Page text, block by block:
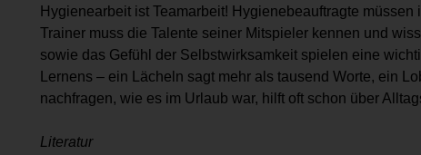
Hygienearbeit ist Teamarbeit! Hygienebeauftragte
Trainer muss die Talente seiner Mitspieler kennen und
sowie das Gefühl der Selbstwirksamkeit spielen eine
Lernens – ein Lächeln sagt mehr als tausend Worte, ein
nachfragen, wie es im Urlaub war, hilft oft schon über
Literatur